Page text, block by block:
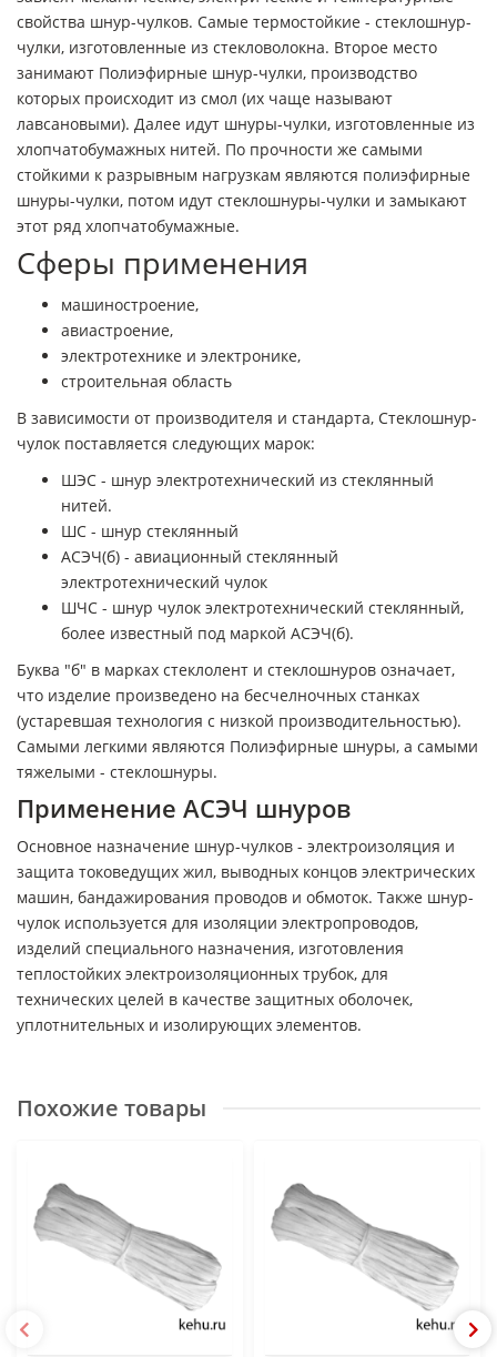
свойства шнур-чулков. Самые термостойкие - стеклошнур-
чулки, изготовленные из стекловолокна. Второе место
занимают Полиэфирные шнур-чулки, производство
которых происходит из смол (их чаще называют
лавсановыми). Далее идут шнуры-чулки, изготовленные из
хлопчатобумажных нитей. По прочности же самыми
стойкими к разрывным нагрузкам являются полиэфирные
шнуры-чулки, потом идут стеклошнуры-чулки и замыкают
этот ряд хлопчатобумажные.
Сферы применения
машиностроение,
авиастроение,
электротехнике и электронике,
строительная область
В зависимости от производителя и стандарта, Стеклошнур-
чулок поставляется следующих марок:
ШЭС - шнур электротехнический из стеклянный
нитей.
ШС - шнур стеклянный
АСЭЧ(б) - авиационный стеклянный
электротехнический чулок
ШЧС - шнур чулок электротехнический стеклянный,
более известный под маркой АСЭЧ(б).
Буква "б" в марках стеклолент и стеклошнуров означает,
что изделие произведено на бесчелночных станках
(устаревшая технология с низкой производительностью).
Самыми легкими являются Полиэфирные шнуры, а самыми
тяжелыми - стеклошнуры.
Применение АСЭЧ шнуров
Основное назначение шнур-чулков - электроизоляция и
защита токоведущих жил, выводных концов электрических
машин, бандажирования проводов и обмоток. Также шнур-
чулок используется для изоляции электропроводов,
изделий специального назначения, изготовления
теплостойких электроизоляционных трубок, для
технических целей в качестве защитных оболочек,
уплотнительных и изолирующих элементов.
Похожие товары